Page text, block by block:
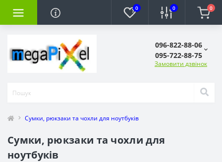
0 0 0
096-822-88-06
095-722-88-75
Замовити дзвінок
Сумки, рюкзаки та чохли для ноутбуків
Сумки, рюкзаки та чохли для
ноутбуків